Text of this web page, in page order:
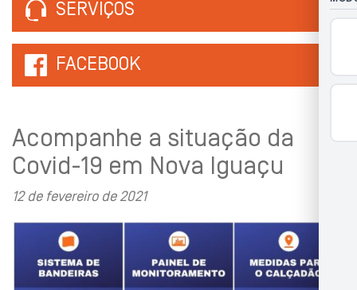
SERVIÇOS
FACEBOOK
Acompanhe a situação da
Covid-19 em Nova Iguaçu
12 de fevereiro de 2021